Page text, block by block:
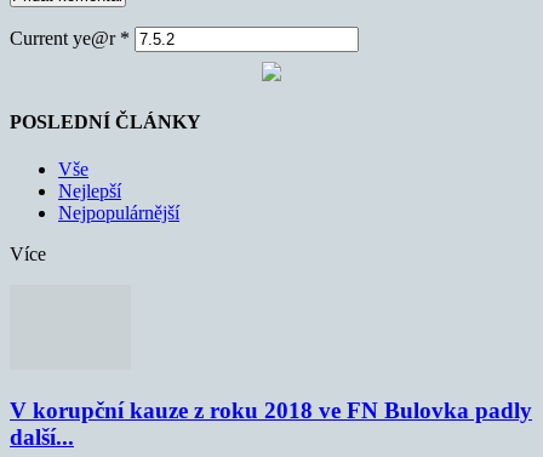
Current ye@r *
POSLEDNÍ ČLÁNKY
Vše
Nejlepší
Nejpopulárnější
Více
V korupční kauze z roku 2018 ve FN Bulovka padly
další...